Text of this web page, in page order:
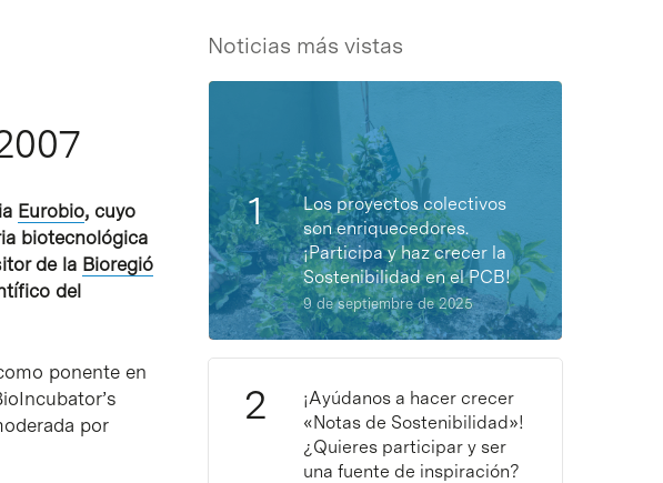
Eurobio, cuyo
biotecnológica
de la Bioregió
del
ponente en
por
Noticias más vistas
Los proyectos colectivos
son enriquecedores.
¡Participa y haz crecer la
Sostenibilidad en el PCB!
9 de septiembre de 2025
¡Ayúdanos a hacer crecer
«Notas de Sostenibilidad»!
¿Quieres participar y ser
una fuente de inspiración?